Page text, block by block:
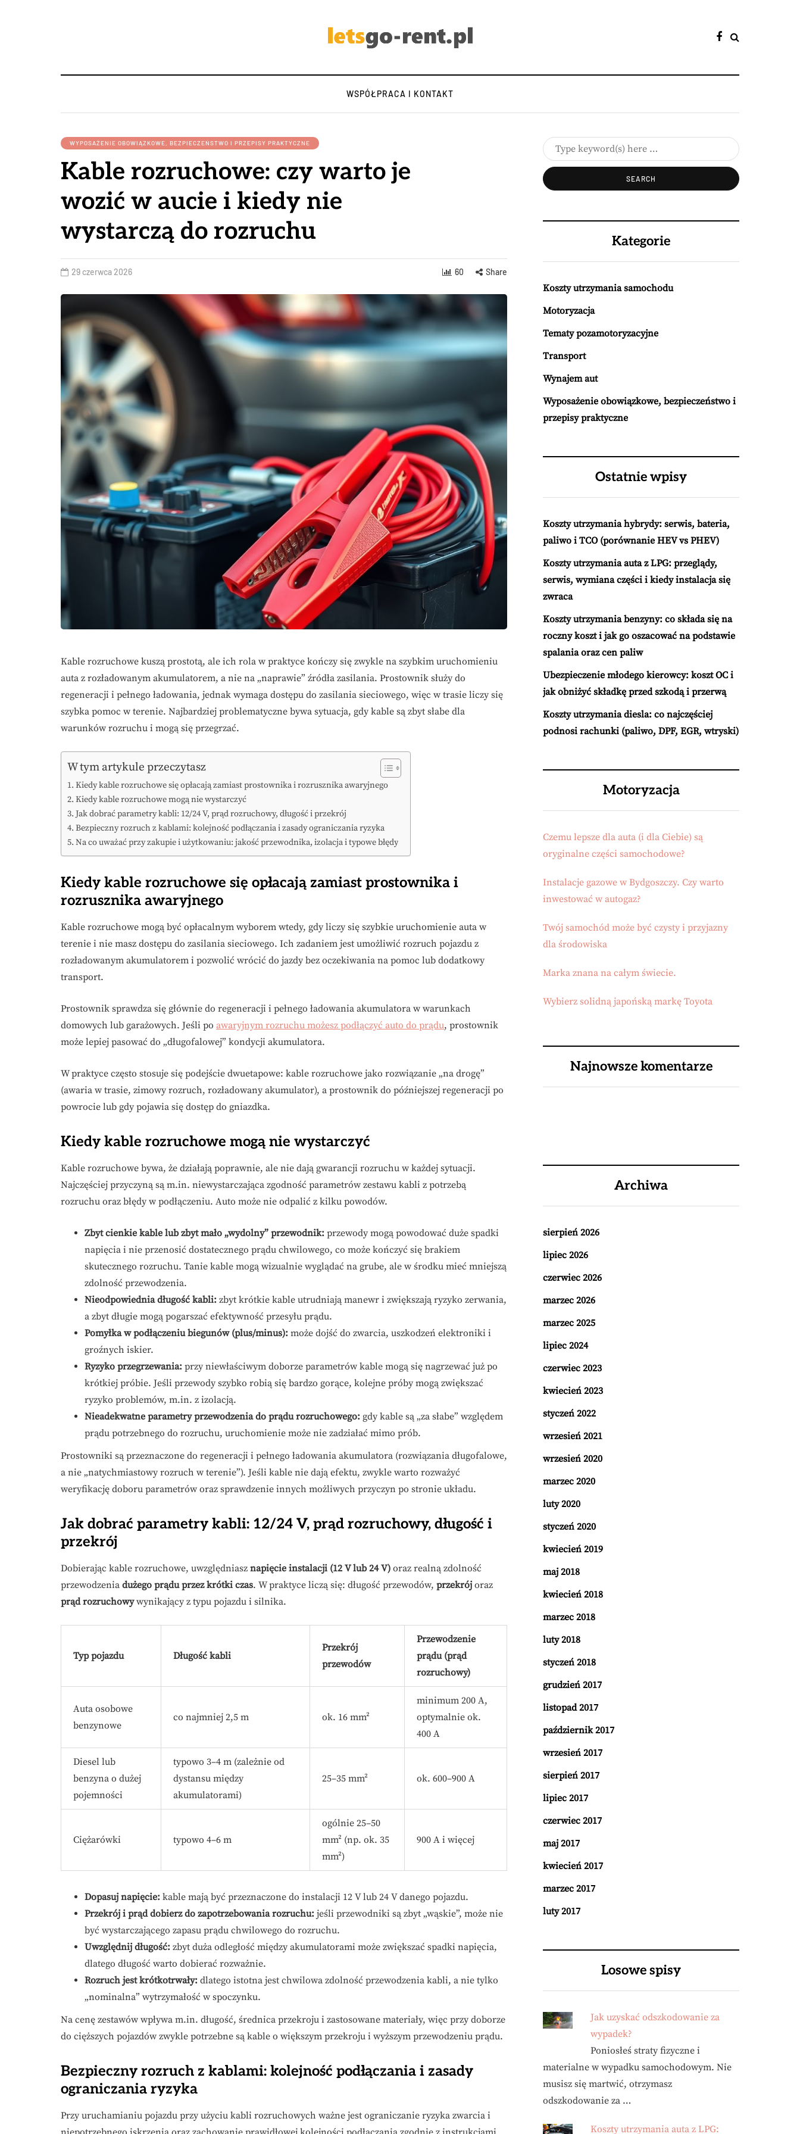
WSPÓŁPRACA I KONTAKT
WYPOSAŻENIE OBOWIĄZKOWE, BEZPIECZEŃSTWO I PRZEPISY PRAKTYCZNE
Kable rozruchowe: czy warto je
wozić w aucie i kiedy nie
wystarczą do rozruchu
29 czerwca 2026 60 Share
Kable rozruchowe kuszą prostotą, ale ich rola w praktyce kończy się zwykle na szybkim uruchomieniu
auta z rozładowanym akumulatorem, a nie na „naprawie” źródła zasilania. Prostownik służy do
regeneracji i pełnego ładowania, jednak wymaga dostępu do zasilania sieciowego, więc w trasie liczy się
szybka pomoc w terenie. Najbardziej problematyczne bywa sytuacja, gdy kable są zbyt słabe dla
warunków rozruchu i mogą się przegrzać.
W tym artykule przeczytasz
Kiedy kable rozruchowe się opłacają zamiast prostownika i rozrusznika awaryjnego
Kiedy kable rozruchowe mogą nie wystarczyć
Jak dobrać parametry kabli: 12/24 V, prąd rozruchowy, długość i przekrój
Bezpieczny rozruch z kablami: kolejność podłączania i zasady ograniczania ryzyka
Na co uważać przy zakupie i użytkowaniu: jakość przewodnika, izolacja i typowe błędy
Kiedy kable rozruchowe się opłacają zamiast prostownika i
rozrusznika awaryjnego
Kable rozruchowe mogą być opłacalnym wyborem wtedy, gdy liczy się szybkie uruchomienie auta w
terenie i nie masz dostępu do zasilania sieciowego. Ich zadaniem jest umożliwić rozruch pojazdu z
rozładowanym akumulatorem i pozwolić wrócić do jazdy bez oczekiwania na pomoc lub dodatkowy
transport.
Prostownik sprawdza się głównie do regeneracji i pełnego ładowania akumulatora w warunkach
domowych lub garażowych. Jeśli po awaryjnym rozruchu możesz podłączyć auto do prądu, prostownik
może lepiej pasować do „długofalowej” kondycji akumulatora.
W praktyce często stosuje się podejście dwuetapowe: kable rozruchowe jako rozwiązanie „na drogę”
(awaria w trasie, zimowy rozruch, rozładowany akumulator), a prostownik do późniejszej regeneracji po
powrocie lub gdy pojawia się dostęp do gniazdka.
Kiedy kable rozruchowe mogą nie wystarczyć
Kable rozruchowe bywa, że działają poprawnie, ale nie dają gwarancji rozruchu w każdej sytuacji.
Najczęściej przyczyną są m.in. niewystarczająca zgodność parametrów zestawu kabli z potrzebą
rozruchu oraz błędy w podłączeniu. Auto może nie odpalić z kilku powodów.
Zbyt cienkie kable lub zbyt mało „wydolny” przewodnik: przewody mogą powodować duże spadki
napięcia i nie przenosić dostatecznego prądu chwilowego, co może kończyć się brakiem
skutecznego rozruchu. Tanie kable mogą wizualnie wyglądać na grube, ale w środku mieć mniejszą
zdolność przewodzenia.
Nieodpowiednia długość kabli: zbyt krótkie kable utrudniają manewr i zwiększają ryzyko zerwania,
a zbyt długie mogą pogarszać efektywność przesyłu prądu.
Pomyłka w podłączeniu biegunów (plus/minus): może dojść do zwarcia, uszkodzeń elektroniki i
groźnych iskier.
Ryzyko przegrzewania: przy niewłaściwym doborze parametrów kable mogą się nagrzewać już po
krótkiej próbie. Jeśli przewody szybko robią się bardzo gorące, kolejne próby mogą zwiększać
ryzyko problemów, m.in. z izolacją.
Nieadekwatne parametry przewodzenia do prądu rozruchowego: gdy kable są „za słabe” względem
prądu potrzebnego do rozruchu, uruchomienie może nie zadziałać mimo prób.
Prostowniki są przeznaczone do regeneracji i pełnego ładowania akumulatora (rozwiązania długofalowe,
a nie „natychmiastowy rozruch w terenie”). Jeśli kable nie dają efektu, zwykle warto rozważyć
weryfikację doboru parametrów oraz sprawdzenie innych możliwych przyczyn po stronie układu.
Jak dobrać parametry kabli: 12/24 V, prąd rozruchowy, długość i
przekrój
Dobierając kable rozruchowe, uwzględniasz napięcie instalacji (12 V lub 24 V) oraz realną zdolność
przewodzenia dużego prądu przez krótki czas. W praktyce liczą się: długość przewodów, przekrój oraz
prąd rozruchowywynikający z typu pojazdu i silnika.
Typ pojazdu Długość kabli
Przekrój
przewodów
Przewodzenie
prądu (prąd
rozruchowy)
Auta osobowe
benzynowe
co najmniej 2,5 m ok. 16 mm²
minimum 200 A,
optymalnie ok.
400 A
Diesel lub
benzyna o dużej
pojemności
typowo 3–4 m (zależnie od
dystansu między
akumulatorami)
25–35 mm² ok. 600–900 A
Ciężarówki typowo 4–6 m
ogólnie 25–50
mm² (np. ok. 35
mm²)
900 A i więcej
Dopasuj napięcie: kable mają być przeznaczone do instalacji 12 V lub 24 V danego pojazdu.
Przekrój i prąd dobierz do zapotrzebowania rozruchu: jeśli przewodniki są zbyt „wąskie”, może nie
być wystarczającego zapasu prądu chwilowego do rozruchu.
Uwzględnij długość: zbyt duża odległość między akumulatorami może zwiększać spadki napięcia,
dlatego długość warto dobierać rozważnie.
Rozruch jest krótkotrwały: dlatego istotna jest chwilowa zdolność przewodzenia kabli, a nie tylko
„nominalna” wytrzymałość w spoczynku.
Na cenę zestawów wpływa m.in. długość, średnica przekroju i zastosowane materiały, więc przy doborze
do cięższych pojazdów zwykle potrzebne są kable o większym przekroju i wyższym przewodzeniu prądu.
Bezpieczny rozruch z kablami: kolejność podłączania i zasady
ograniczania ryzyka
Przy uruchamianiu pojazdu przy użyciu kabli rozruchowych ważne jest ograniczanie ryzyka zwarcia i
Kategorie
Koszty utrzymania samochodu
Motoryzacja
Tematy pozamotoryzacyjne
Transport
Wynajem aut
Wyposażenie obowiązkowe, bezpieczeństwo i
przepisy praktyczne
Ostatnie wpisy
Koszty utrzymania hybrydy: serwis, bateria,
paliwo i TCO (porównanie HEV vs PHEV)
Koszty utrzymania auta z LPG: przeglądy,
serwis, wymiana części i kiedy instalacja się
zwraca
Koszty utrzymania benzyny: co składa się na
roczny koszt i jak go oszacować na podstawie
spalania oraz cen paliw
Ubezpieczenie młodego kierowcy: koszt OC i
jak obniżyć składkę przed szkodą i przerwą
Koszty utrzymania diesla: co najczęściej
podnosi rachunki (paliwo, DPF, EGR, wtryski)
Motoryzacja
Czemu lepsze dla auta (i dla Ciebie) są
oryginalne części samochodowe?
Instalacje gazowe w Bydgoszczy. Czy warto
inwestować w autogaz?
Twój samochód może być czysty i przyjazny
dla środowiska
Marka znana na całym świecie.
Wybierz solidną japońską markę Toyota
Najnowsze komentarze
Archiwa
sierpień 2026
lipiec 2026
czerwiec 2026
marzec 2026
marzec 2025
lipiec 2024
czerwiec 2023
kwiecień 2023
styczeń 2022
wrzesień 2021
wrzesień 2020
marzec 2020
luty 2020
styczeń 2020
kwiecień 2019
maj 2018
kwiecień 2018
marzec 2018
luty 2018
styczeń 2018
grudzień 2017
listopad 2017
październik 2017
wrzesień 2017
sierpień 2017
lipiec 2017
czerwiec 2017
maj 2017
kwiecień 2017
marzec 2017
luty 2017
Losowe spisy
Jak uzyskać odszkodowanie za
wypadek?
Poniosłeś straty fizyczne i
materialne w wypadku samochodowym. Nie
musisz się martwić, otrzymasz
odszkodowanie za …
Koszty utrzymania auta z LPG: